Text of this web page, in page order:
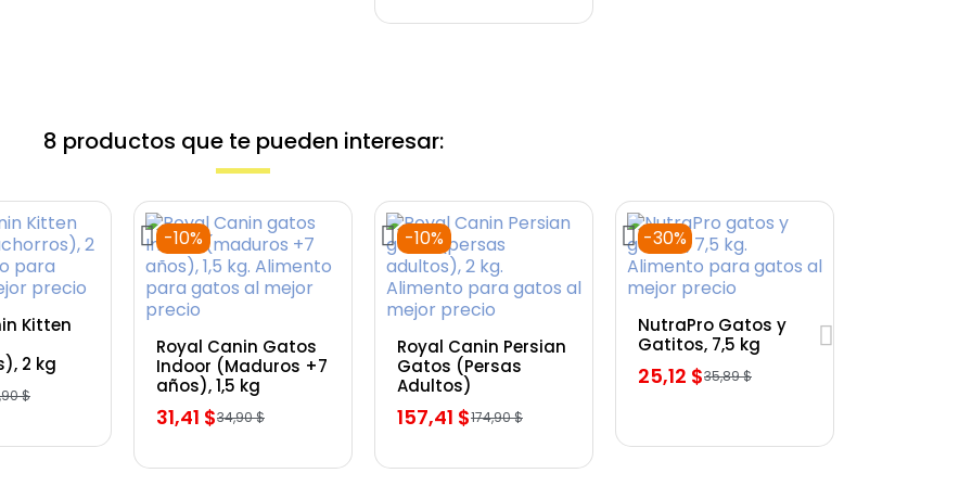
Wild
las
Vista rápida
Taste of the Wild
Rocky Mountain
Gato y Gatitos,
Venado Asado y
Salmón Ahumado
88,00 $
83,60 $
8 productos que te pueden interesar:
Kitten
2 kg
$
Vista rápida
-10%
Royal Canin Gatos
Indoor (Maduros +7
años), 1,5 kg
34,90 $
31,41 $
Vista rápida
-10%
Royal Canin Persian
Gatos (Persas
Adultos)
174,90 $
157,41 $
Vista rápida
-30%
NutraPro Gatos y
Gatitos, 7,5 kg
35,89 $
25,12 $